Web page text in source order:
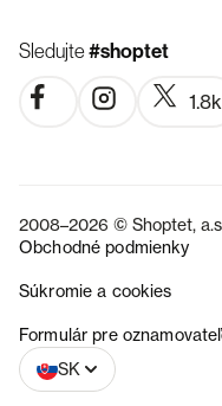
Sledujte#shoptet
1.8k
2008–2026 © Shoptet,
Obchodné podmienky
Súkromie a cookies
Formulár pre
SK